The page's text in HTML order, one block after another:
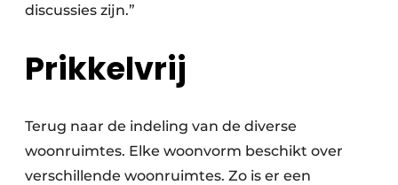
discussies zijn.”
Prikkelvrij
Terug naar de indeling van de diverse
woonruimtes. Elke woonvorm beschikt over
verschillende woonruimtes. Zo is er een